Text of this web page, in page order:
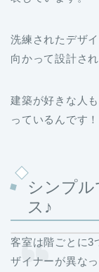
洗練されたデザ
向かって設計さ
建築が好きな人
っているんです！
シンプル
ス♪
客室は階ごとに3
ザイナーが異なっ